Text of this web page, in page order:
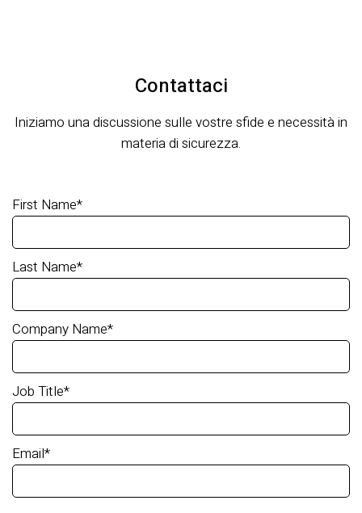
Contattaci
Iniziamo una discussione sulle vostre sfide e necessità in
materia di sicurezza.
First Name*
Last Name*
Company Name*
Job Title*
Email*